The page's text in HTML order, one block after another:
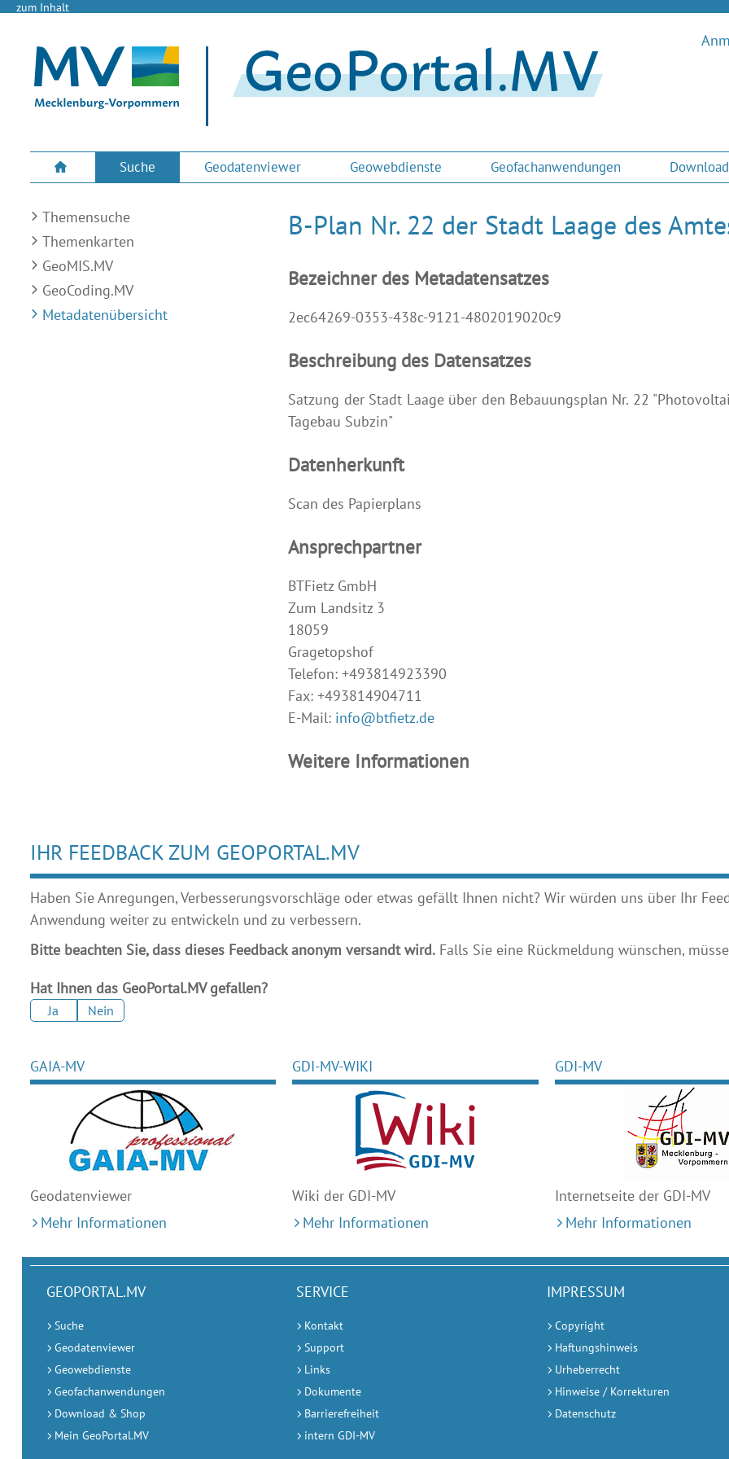
zum Inhalt
Suche Geodatenviewer Geowebdienste Geofachanwendungen
Themensuche
Themenkarten
GeoMIS.MV
GeoCoding.MV
Metadatenübersicht
B-Plan Nr. 22 der Stadt Laage des
Bezeichner des Metadatensatzes
2ec64269-0353-438c-9121-4802019020c9
Beschreibung des Datensatzes
Satzung der Stadt Laage über den Bebauungsplan Nr. 22
Tagebau Subzin"
Datenherkunft
Scan des Papierplans
Ansprechpartner
BTFietz GmbH
Zum Landsitz 3
18059
Gragetopshof
Telefon: +493814923390
Fax: +493814904711
E-Mail: info@btfietz.de
Weitere Informationen
IHR FEEDBACK ZUM GEOPORTAL.MV
Haben Sie Anregungen, Verbesserungsvorschläge oder etwas gefällt Ihnen nicht? Wir würden uns über Ihr
Anwendung weiter zu entwickeln und zu verbessern.
Bitte beachten Sie, dass dieses Feedback anonym versandt wird.Falls Sie eine Rückmeldung wünschen,
Hat Ihnen das GeoPortal.MV gefallen?
Ja Nein
GAIA-MV
Geodatenviewer
Mehr Informationen
GDI-MV-WIKI
Wiki der GDI-MV
Mehr Informationen
GDI-MV
Internetseite der GDI-MV
Mehr Informationen
GEOPORTAL.MV
Suche
Geodatenviewer
Geowebdienste
Geofachanwendungen
Download & Shop
Mein GeoPortal.MV
SERVICE
Kontakt
Support
Links
Dokumente
Barrierefreiheit
intern GDI-MV
IMPRESSUM
Copyright
Haftungshinweis
Urheberrecht
Hinweise / Korrekturen
Datenschutz